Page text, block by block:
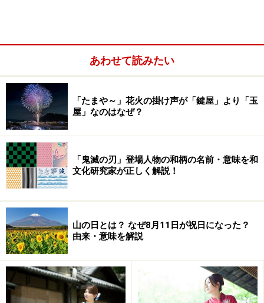
「立てば芍薬 座れば牡丹 歩く姿は百合の
花」に込められた意味
よく女性を花にたとえることがありますが、あなたなら
あわせて読みたい
「たまや～」花火の掛け声が「鍵屋」より「玉
屋」なのはなぜ？
「鬼滅の刃」登場人物の和柄の名前・意味を和
文化研究家が正しく解説！
山の日とは？ なぜ8月11日が祝日になった？
由来・意味を解説